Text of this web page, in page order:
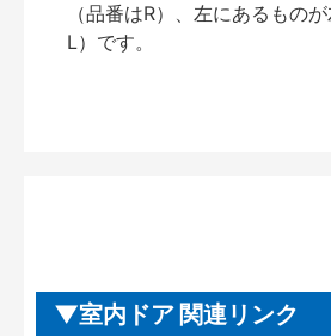
（品番はR）、左にあるもの
L）です。
室内ドア 関連リンク